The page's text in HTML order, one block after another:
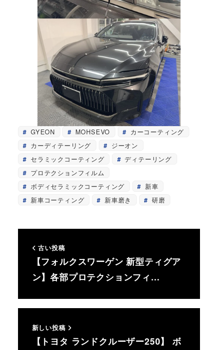
GYEON MOHSEVO
カーコーティング
カーディテーリング
ジーオン
セラミックコーティング
ディテーリング
プロテクションフィルム
ボディセラミックコーティング
新車
新車コーティング
新車磨き 研磨
古い投稿
【フォルクスワーゲン 新型ティグア
ン】各部プロテクションフィ…
新しい投稿
【トヨタ ランドクルーザー250】 ボ